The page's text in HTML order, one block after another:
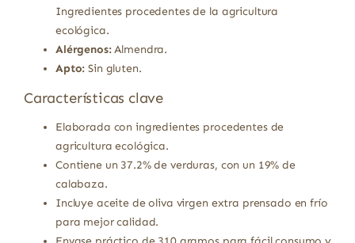
Ingredientes procedentes de la agricultura
ecológica.
Alérgenos:Almendra.
Apto: Sin gluten.
Características clave
Elaborada con ingredientes procedentes de
agricultura ecológica.
Contiene un 37.2% de verduras, con un 19% de
calabaza.
Incluye aceite de oliva virgen extra prensado en frío
para mejor calidad.